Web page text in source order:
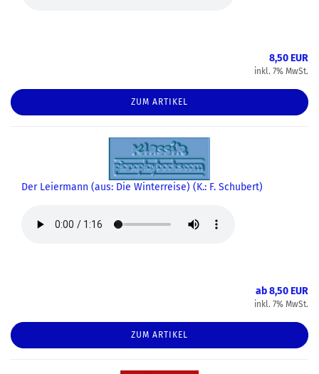
8,50 EUR
inkl. 7% MwSt.
ZUM ARTIKEL
Der Leiermann (aus: Die Winterreise) (K.: F. Schubert)
ab 8,50 EUR
inkl. 7% MwSt.
ZUM ARTIKEL